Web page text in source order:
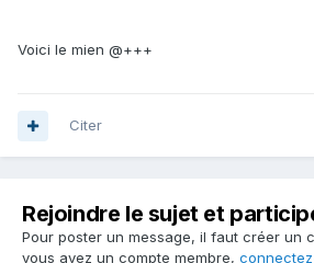
Voici le mien @+++
Citer
Rejoindre le sujet et
Pour poster un message, il faut créer un
vous avez un compte membre,